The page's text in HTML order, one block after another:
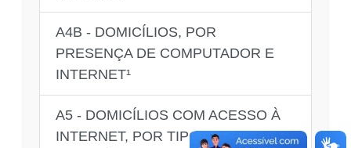
A4B - DOMICÍLIOS, POR
PRESENÇA DE COMPUTADOR E
INTERNET¹
A5 - DOMICÍLIOS COM ACESSO À
INTERNET, POR TIPO DE